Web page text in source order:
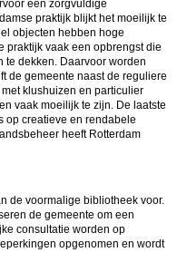
een zorgvuldige
praktijk blijkt het moeilijk te
objecten hebben hoge
praktijk vaak een opbrengst die
te dekken. Daarvoor worden
de gemeente naast de reguliere
klushuizen en particulier
vaak moeilijk te zijn. De laatste
op creatieve en rendabele
heeft Rotterdam
de voormalige bibliotheek voor.
de gemeente om een
consultatie worden op
opgenomen en wordt